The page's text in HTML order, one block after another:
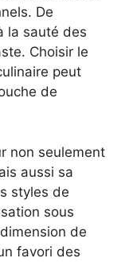
De
la sauté des
Choisir le
peut
de
non seulement
aussi sa
styles de
sous
de
favori des